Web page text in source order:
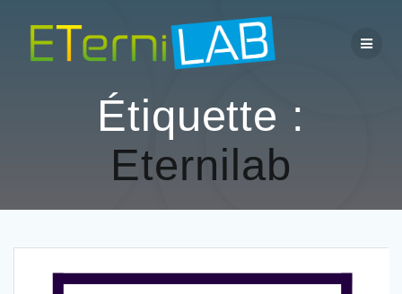
au
contenu
Étiquette :
Eternilab